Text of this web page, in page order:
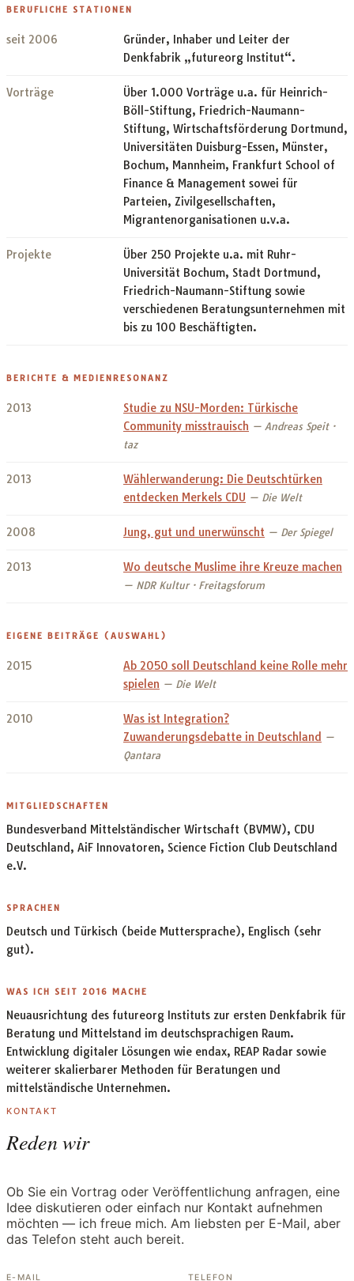
BERUFLICHE STATIONEN
seit 2006
Gründer, Inhaber und Leiter der
Denkfabrik „futureorg Institut“.
Vorträge
Über 1.000 Vorträge u.a. für Heinrich-
Böll-Stiftung, Friedrich-Naumann-
Stiftung, Wirtschaftsförderung Dortmund,
Universitäten Duisburg-Essen, Münster,
Bochum, Mannheim, Frankfurt School of
Finance & Management sowei für
Parteien, Zivilgesellschaften,
Migrantenorganisationen u.v.a.
Projekte
Über 250 Projekte u.a. mit Ruhr-
Universität Bochum, Stadt Dortmund,
Friedrich-Naumann-Stiftung sowie
verschiedenen Beratungsunternehmen mit
bis zu 100 Beschäftigten.
BERICHTE & MEDIENRESONANZ
2013
Studie zu NSU-Morden: Türkische
Community misstrauisch — Andreas Speit ·
taz
2013
Wählerwanderung: Die Deutschtürken
entdecken Merkels CDU — Die Welt
2008 Jung, gut und unerwünscht — Der Spiegel
2013 Wo deutsche Muslime ihre Kreuze machen
— NDR Kultur · Freitagsforum
EIGENE BEITRÄGE (AUSWAHL)
2015
Ab 2050 soll Deutschland keine Rolle mehr
spielen — Die Welt
2010
Was ist Integration?
Zuwanderungsdebatte in Deutschland —
Qantara
MITGLIEDSCHAFTEN
Bundesverband Mittelständischer Wirtschaft (BVMW), CDU
Deutschland, AiF Innovatoren, Science Fiction Club Deutschland
e.V.
SPRACHEN
Deutsch und Türkisch (beide Muttersprache), Englisch (sehr
gut).
WAS ICH SEIT 2016 MACHE
Neuausrichtung des futureorg Instituts zur ersten Denkfabrik für
Beratung und Mittelstand im deutschsprachigen Raum.
Entwicklung digitaler Lösungen wie endax, REAP Radar sowie
weiterer skalierbarer Methoden für Beratungen und
mittelständische Unternehmen.
KONTAKT
Reden wir
Ob Sie ein Vortrag oder Veröffentlichung anfragen, eine
Idee diskutieren oder einfach nur Kontakt aufnehmen
möchten — ich freue mich. Am liebsten per E-Mail, aber
das Telefon steht auch bereit.
E-MAIL TELEFON